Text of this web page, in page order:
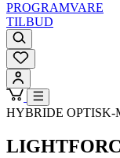
PROGRAMVARE
TILBUD
HYBRIDE